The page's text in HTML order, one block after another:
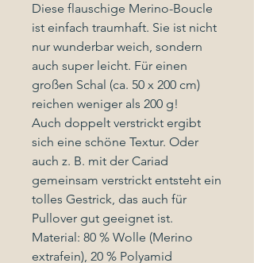
Diese flauschige Merino-Boucle
ist einfach traumhaft. Sie ist nicht
nur wunderbar weich, sondern
auch super leicht. Für einen
großen Schal (ca. 50 x 200 cm)
reichen weniger als 200 g!
Auch doppelt verstrickt ergibt
sich eine schöne Textur. Oder
auch z. B. mit der Cariad
gemeinsam verstrickt entsteht ein
tolles Gestrick, das auch für
Pullover gut geeignet ist.
Material: 80 % Wolle (Merino
extrafein), 20 % Polyamid